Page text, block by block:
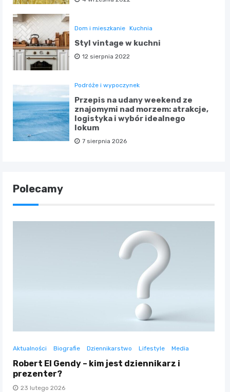
Dom i mieszkanie Kuchnia
Styl vintage w kuchni
12 sierpnia 2022
Podróże i wypoczynek
Przepis na udany weekend ze
znajomymi nad morzem: atrakcje,
logistyka i wybór idealnego
lokum
7 sierpnia 2026
Polecamy
Aktualności Biografie Dziennikarstwo Lifestyle Media
Robert El Gendy – kim jest dziennikarz i
prezenter?
23 lutego 2026